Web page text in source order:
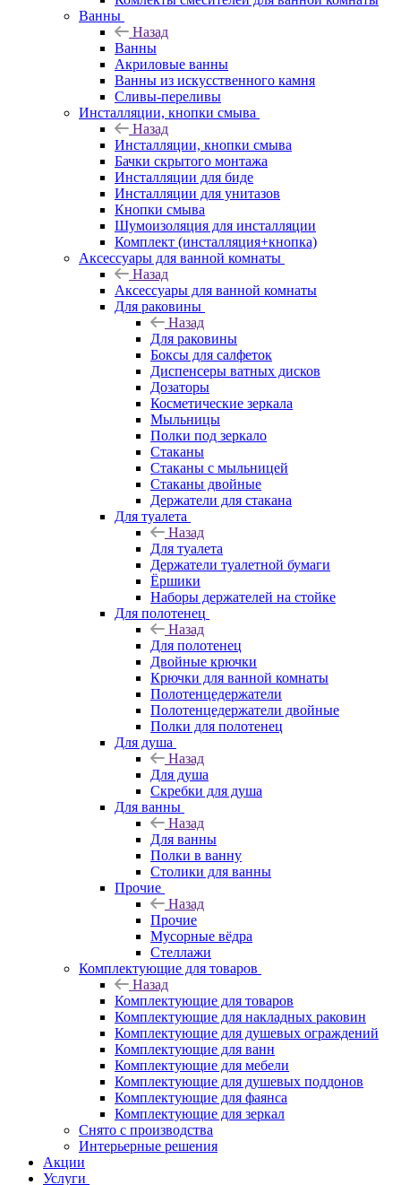
Ванны
Назад
Ванны
Акриловые ванны
Ванны из искусственного камня
Сливы-переливы
Инсталляции, кнопки смыва
Назад
Инсталляции, кнопки смыва
Бачки скрытого монтажа
Инсталляции для биде
Инсталляции для унитазов
Кнопки смыва
Шумоизоляция для инсталляции
Комплект (инсталляция+кнопка)
Аксессуары для ванной комнаты
Назад
Аксессуары для ванной комнаты
Для раковины
Назад
Для раковины
Боксы для салфеток
Диспенсеры ватных дисков
Дозаторы
Косметические зеркала
Мыльницы
Полки под зеркало
Стаканы
Стаканы с мыльницей
Стаканы двойные
Держатели для стакана
Для туалета
Назад
Для туалета
Держатели туалетной бумаги
Ёршики
Наборы держателей на стойке
Для полотенец
Назад
Для полотенец
Двойные крючки
Крючки для ванной комнаты
Полотенцедержатели
Полотенцедержатели двойные
Полки для полотенец
Для душа
Назад
Для душа
Скребки для душа
Для ванны
Назад
Для ванны
Полки в ванну
Столики для ванны
Прочие
Назад
Прочие
Мусорные вёдра
Стеллажи
Комплектующие для товаров
Назад
Комплектующие для товаров
Комплектующие для накладных раковин
Комплектующие для душевых ограждений
Комплектующие для ванн
Комплектующие для мебели
Комплектующие для душевых поддонов
Комплектующие для фаянса
Комплектующие для зеркал
Снято с производства
Интерьерные решения
Акции
Услуги